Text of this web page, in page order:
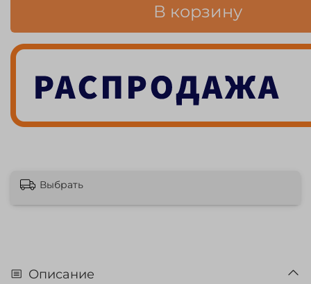
В корзину
Выбрать
Описание